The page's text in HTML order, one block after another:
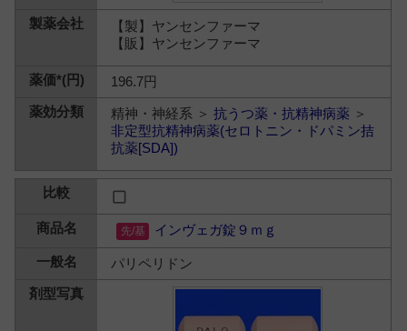
【製】ヤンセンファーマ
【販】ヤンセンファーマ
196.7円
精神・神経系 ＞抗うつ薬・抗精神病薬 ＞
非定型抗精神病薬(セロトニン・ドパミン拮
抗薬[SDA])
インヴェガ錠９ｍｇ
パリペリドン